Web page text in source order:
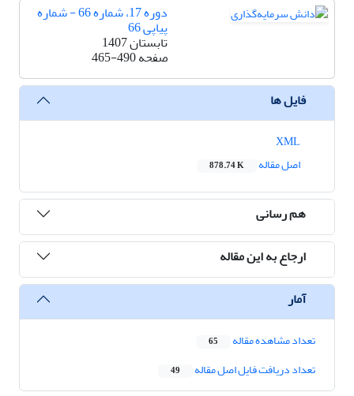
دوره 17، شماره 66 - شماره
پیاپی 66
تابستان 1407
صفحه465-490
فایل ها
اصل مقاله
878.74 K
هم رسانی
ارجاع به این مقاله
آمار
تعداد مشاهده مقاله 65
تعداد دریافت فایل اصل مقاله 49